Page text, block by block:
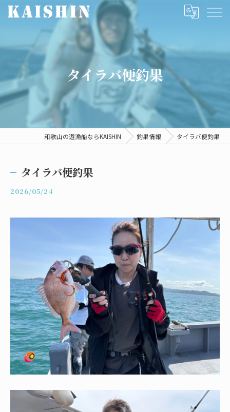
タイラバ便釣果
和歌山の遊漁船ならKAISHIN 釣果情報 タイラバ便釣果
タイラバ便釣果
2026/05/24